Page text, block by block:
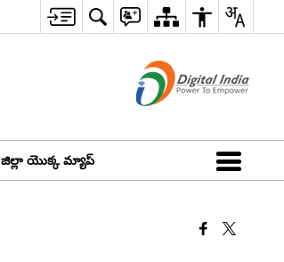
జిల్లా యొక్క మ్యాప్